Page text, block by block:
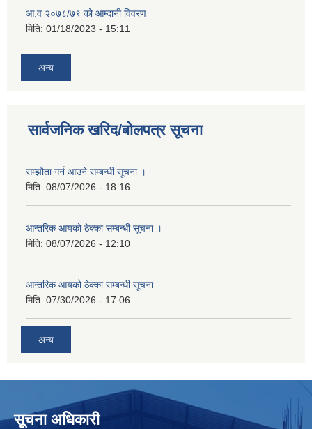
आ.व २०७८/७९ को आम्दानी विवरण
मिति: 01/18/2023 - 15:11
अन्य
सार्वजनिक खरिद/बोलपत्र सूचना
सम्झौता गर्न आउने सम्बन्धी सूचना ।
मिति: 08/07/2026 - 18:16
आन्तरिक आयको ठेक्का सम्बन्धी सूचना ।
मिति: 08/07/2026 - 12:10
आन्तरिक आयको ठेक्का सम्बन्धी सूचना
मिति: 07/30/2026 - 17:06
अन्य
सूचना अधिकारी